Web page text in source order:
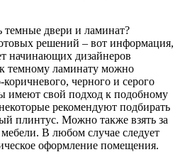
двери и ламинат?
решений – вот информация,
начинающих дизайнеров
темному ламинату можно
черного и серого
имеют свой подход к подобному
рекомендуют подбирать
плинтус. Можно также взять за
В любом случае следует
оформление помещения.